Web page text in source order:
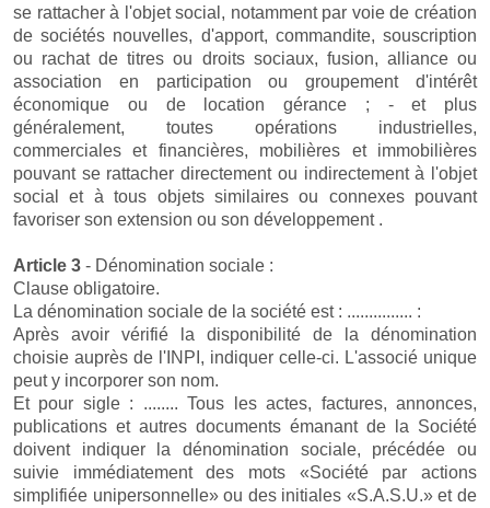
se rattacher à l'objet social, notamment par voie de création
de sociétés nouvelles, d'apport, commandite, souscription
ou rachat de titres ou droits sociaux, fusion, alliance ou
association en participation ou groupement d'intérêt
économique ou de location gérance ; - et plus
généralement, toutes opérations industrielles,
commerciales et financières, mobilières et immobilières
pouvant se rattacher directement ou indirectement à l'objet
social et à tous objets similaires ou connexes pouvant
favoriser son extension ou son développement .
Article 3 - Dénomination sociale :
Clause obligatoire.
La dénomination sociale de la société est : ............... :
Après avoir vérifié la disponibilité de la dénomination
choisie auprès de l'INPI, indiquer celle-ci. L'associé unique
peut y incorporer son nom.
Et pour sigle : ........ Tous les actes, factures, annonces,
publications et autres documents émanant de la Société
doivent indiquer la dénomination sociale, précédée ou
suivie immédiatement des mots «Société par actions
simplifiée unipersonnelle» ou des initiales «S.A.S.U.» et de